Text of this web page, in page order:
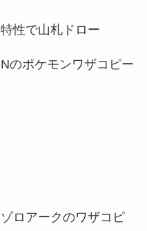
特性で山札ドロー
Nのポケモンワザコピー
ゾロアークのワザコピ